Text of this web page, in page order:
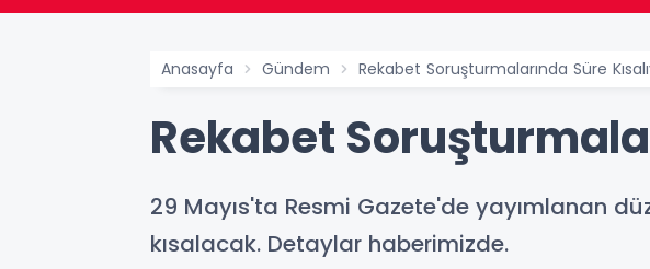
Anasayfa Gündem Rekabet Soruşturmalarında Süre
Rekabet
29 Mayıs'ta Resmi Gazete'de yayımlanan
kısalacak. Detaylar haberimizde.